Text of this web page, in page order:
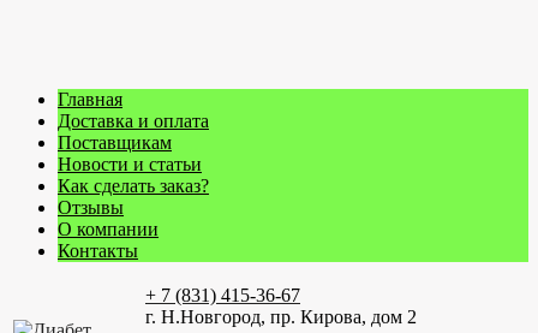
Главная
Доставка и оплата
Поставщикам
Новости и статьи
Как сделать заказ?
Отзывы
О компании
Контакты
+ 7 (831) 415-36-67
г. Н.Новгород, пр. Кирова, дом 2